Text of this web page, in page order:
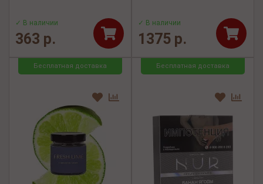
✓ В наличии
363 р.
✓ В наличии
1375 р.
Бесплатная доставка Бесплатная доставка